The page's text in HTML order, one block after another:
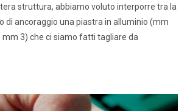
struttura, abbiamo voluto interporre tra la
di ancoraggio una piastra in alluminio (mm
mm 3) che ci siamo fatti tagliare da